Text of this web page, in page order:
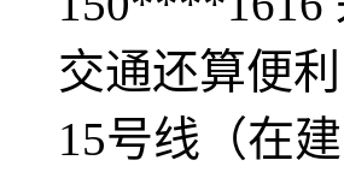
交通还算便
15号线（在